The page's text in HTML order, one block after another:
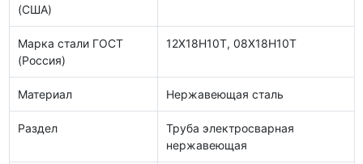
(США)
Марка стали ГОСТ
(Россия)
12Х18Н10Т, 08Х18Н10Т
Материал Нержавеющая сталь
Раздел
Труба электросварная
нержавеющая